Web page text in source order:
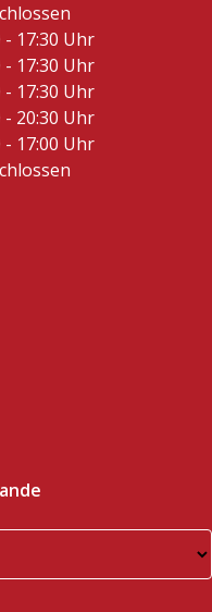
- 17:30 Uhr
- 17:30 Uhr
- 17:30 Uhr
- 20:30 Uhr
- 17:00 Uhr